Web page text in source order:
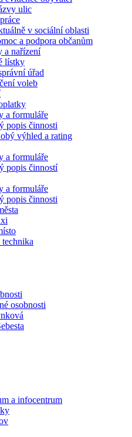
ulic
v sociální oblasti
a podpora občanům
a nařízení
lístky
úřad
voleb
a formuláře
popis činnosti
výhled a rating
a formuláře
popis činností
a formuláře
popis činnosti
technika
osobnosti
a infocentrum